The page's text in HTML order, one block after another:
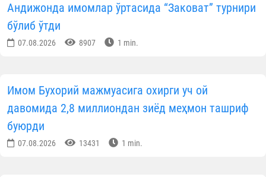
Андижонда имомлар ўртасида “Заковат” турнири
бўлиб ўтди
07.08.2026 8907 1 min.
Имом Бухорий мажмуасига охирги уч ой
давомида 2,8 миллиондан зиёд меҳмон ташриф
буюрди
07.08.2026 13431 1 min.